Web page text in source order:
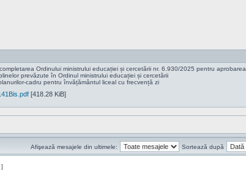
Ordinului ministrului educației și cercetării nr. 6.930/2025 pentru aprobarea
prevăzute în Ordinul ministrului educației și cercetării
cadru pentru învățământul liceal cu frecvență zi
[418.28 KiB]
Afişează mesajele din ultimele:
Sortează după